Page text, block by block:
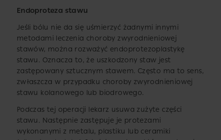
Endoproteza stawu
Jeśli bólu nie da się uśmierzyć żadnymi innymi
metodami leczenia choroby zwyrodnieniowej
stawów, można rozważyć endoprotezoplastykę
stawu. Oznacza to, że uszkodzony staw jest
zastępowany sztucznym stawem. Często ma to sens,
zwłaszcza w przypadku choroby zwyrodnieniowej
stawu kolanowego lub biodrowego.
Podczas tej operacji lekarz usuwa zużyte części
stawu. Następnie zastępuje je protezami
wykonanymi z metalu, plastiku lub ceramiki